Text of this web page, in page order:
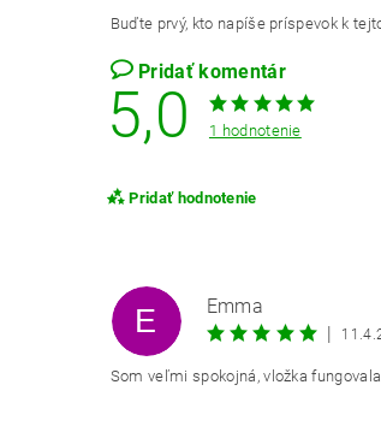
Buďte prvý, kto napíše príspevok k
Pridať komentár
5,0 1 hodnotenie
Pridať hodnotenie
E
Emma
Som veľmi spokojná, vložka